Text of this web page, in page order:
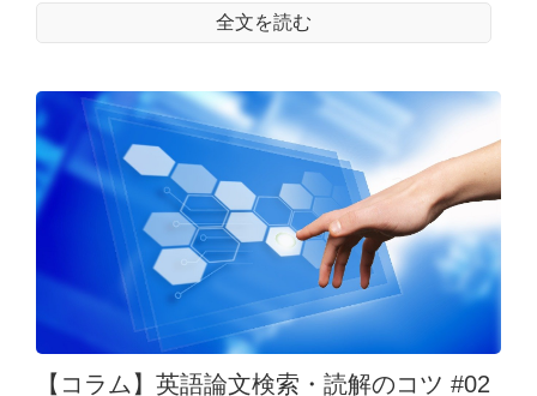
全文を読む
【コラム】英語論文検索・読解のコツ #02